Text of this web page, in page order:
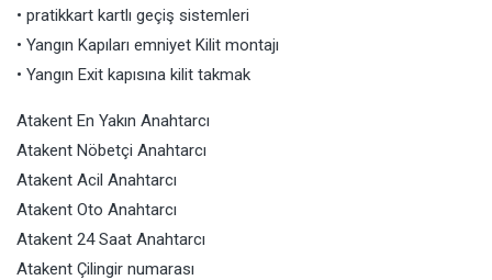
• pratikkart kartlı geçiş sistemleri
• Yangın Kapıları emniyet Kilit montajı
• Yangın Exit kapısına kilit takmak
Atakent En Yakın Anahtarcı
Atakent Nöbetçi Anahtarcı
Atakent Acil Anahtarcı
Atakent Oto Anahtarcı
Atakent 24 Saat Anahtarcı
Atakent Çilingir numarası